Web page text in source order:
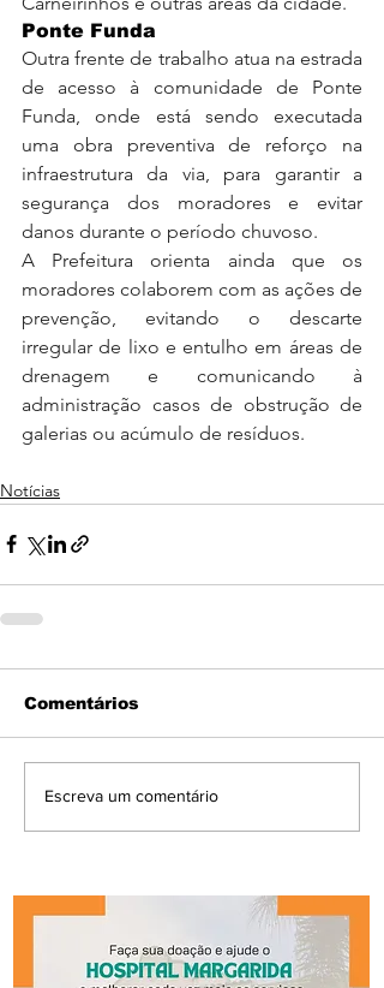
Ponte Funda
Outra frente de trabalho atua na estrada
de acesso à comunidade de Ponte
Funda, onde está sendo executada
uma obra preventiva de reforço na
infraestrutura da via, para garantir a
segurança dos moradores e evitar
danos durante o período chuvoso.
A Prefeitura orienta ainda que os
moradores colaborem com as ações de
prevenção, evitando o descarte
irregular de lixo e entulho em áreas de
drenagem e comunicando à
administração casos de obstrução de
galerias ou acúmulo de resíduos.
Notícias
Comentários
Escreva um comentário